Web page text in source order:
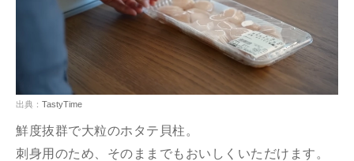
出典： TastyTime
鮮度抜群で大粒のホタテ貝柱。
刺身用のため、そのままでもおいしくいただけます。